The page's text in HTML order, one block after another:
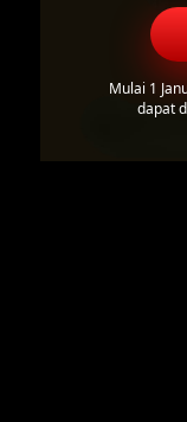
Mulai 1
dapat